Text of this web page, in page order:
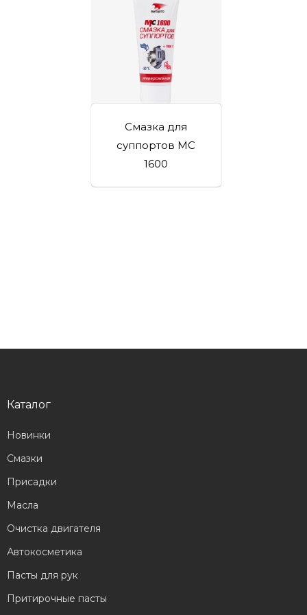
Смазка для
суппортов МС
1600
Каталог
Новинки
Смазки
Присадки
Масла
Очистка двигателя
Автокосметика
Пасты для рук
Притирочные пасты